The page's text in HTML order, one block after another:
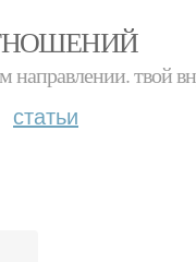
направлении. твой
статьи